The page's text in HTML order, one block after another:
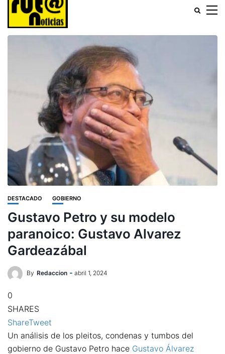
DESTACADO GOBIERNO
Gustavo Petro y su modelo
paranoico: Gustavo Alvarez
Gardeazábal
By Redaccion abril 1, 2024
0
SHARES
ShareTweet
Un análisis de los pleitos, condenas y tumbos del
gobierno de Gustavo Petro hace Gustavo Álvarez